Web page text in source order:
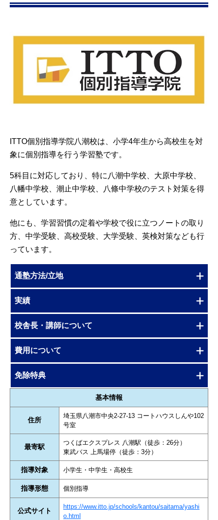
ITTO個別指導学院八潮校は、小学4年生から高校生を対
象に個別指導を行う学習塾です。
5科目に対応しており、特に八潮中学校、大原中学校、
八幡中学校、潮止中学校、八條中学校のテスト対策を得
意としています。
他にも、学習習慣の定着や学校で役に立つノートの取り
方、中学受験、高校受験、大学受験、英検対策なども行
っています。
通塾方法/立地
実績
校舎長・講師について
費用について
免除特典
基本情報
住所
埼玉県八潮市中央2-27-13 コートハウスしんや102
号室
最寄駅
つくばエクスプレス 八潮駅（徒歩：26分）
東武バス 上馬場停（徒歩：3分）
指導対象 小学生・中学生・高校生
指導形態 個別指導
公式サイト
https://www.itto.jp/schools/kantou/saitama/yashi
o.html